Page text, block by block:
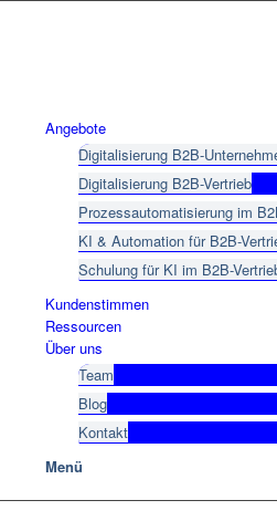
Angebote
Digitalisierung B2B-
Digitalisierung B2B-Vertrieb
Prozessautomatisierung im
KI & Automation für B2B-
Schulung für KI im B2B-
Kundenstimmen
Ressourcen
Über uns
Team
Blog
Kontakt
Menü